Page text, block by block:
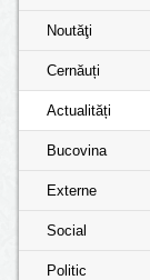
Noutăţi
Cernăuți
Actualități
Bucovina
Externe
Social
Politic